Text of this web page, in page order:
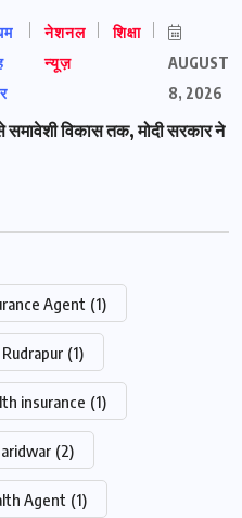
नेशनल
न्यूज़
शिक्षा
AUGUST
8, 2026
समावेशी विकास तक, मोदी सरकार ने
Agent (1)
(1)
insurance (1)
(2)
Agent (1)